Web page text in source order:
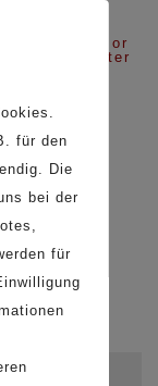
Login or
Register
für den
Die
bei der
für